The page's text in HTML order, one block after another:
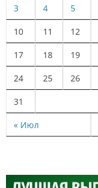
« Июл
3 4 5
10 11 12
17 18 19
24 25 26
31